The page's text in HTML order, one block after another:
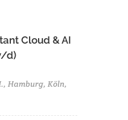
Cloud & AI
d)​
Hamburg, Köln,